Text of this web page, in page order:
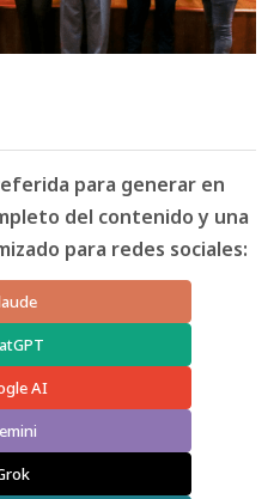
para generar en
del contenido y una
para redes sociales:
AI